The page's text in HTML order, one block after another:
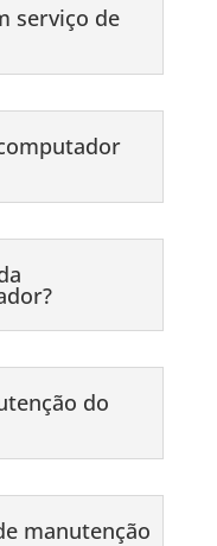
serviço de
do
manutenção